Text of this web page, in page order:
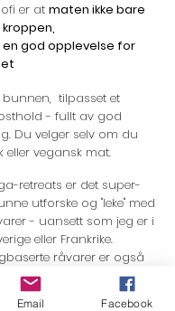
er at maten ikke bare
god opplevelse for
tilpasset et
- fullt av god
Du velger selv om du
eller vegansk mat.
retreats er det super-
utforske og "leke" med
- uansett som jeg er i
eller Frankrike.
råvarer er også
for
mat.
Email Facebook